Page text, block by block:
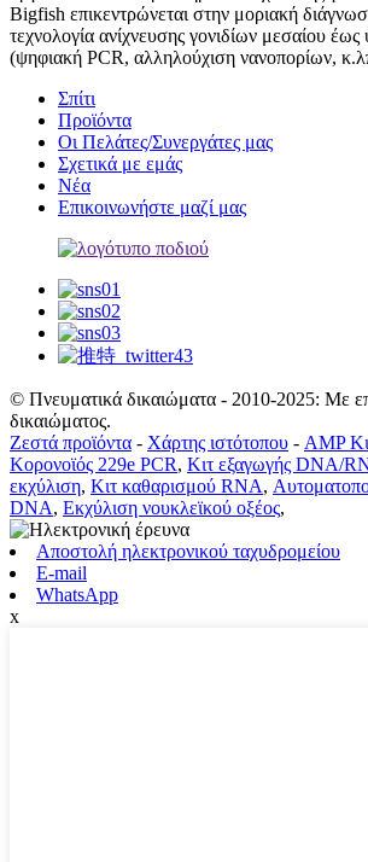
Bigfish επικεντρώνεται στην μοριακή
τεχνολογία ανίχνευσης γονιδίων μεσαίου
(ψηφιακή PCR, αλληλούχιση νανοπορίων,
Σπίτι
Προϊόντα
Οι Πελάτες/Συνεργάτες μας
Σχετικά με εμάς
Νέα
Επικοινωνήστε μαζί μας
© Πνευματικά δικαιώματα - 2010-2025: Με
δικαιώματος.
Ζεστά προϊόντα - Χάρτης ιστότοπου - AMP
Κορονοϊός 229e PCR, Κιτ εξαγωγής DNA/
εκχύλιση, Κιτ καθαρισμού RNA,
DNA, Εκχύλιση νουκλεϊκού οξέος,
Αποστολή ηλεκτρονικού ταχυδρομείου
E-mail
WhatsApp
x